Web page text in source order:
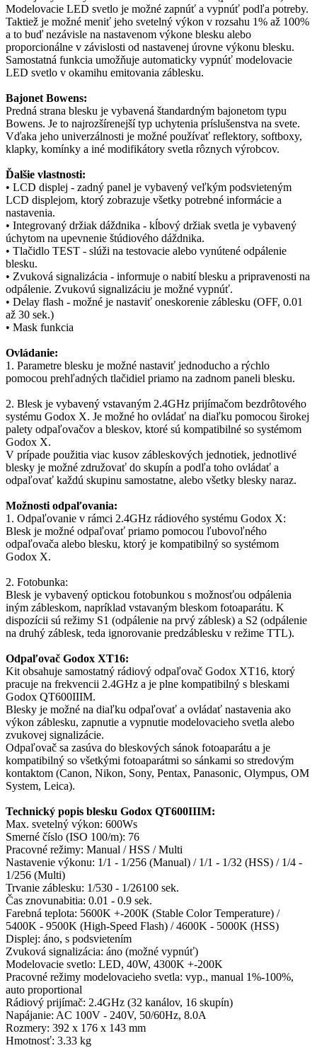
Modelovacie LED svetlo je možné zapnúť a vypnúť podľa potreby.
Taktiež je možné meniť jeho svetelný výkon v rozsahu 1% až 100%
a to buď nezávisle na nastavenom výkone blesku alebo
proporcionálne v závislosti od nastavenej úrovne výkonu blesku.
Samostatná funkcia umožňuje automaticky vypnúť modelovacie
LED svetlo v okamihu emitovania záblesku.
Bajonet Bowens:
Predná strana blesku je vybavená štandardným bajonetom typu
Bowens. Je to najrozšírenejší typ uchytenia príslušenstva na svete.
Vďaka jeho univerzálnosti je možné používať reflektory, softboxy,
klapky, komínky a iné modifikátory svetla rôznych výrobcov.
Ďalšie vlastnosti:
• LCD displej - zadný panel je vybavený veľkým podsvieteným
LCD displejom, ktorý zobrazuje všetky potrebné informácie a
nastavenia.
• Integrovaný držiak dáždnika - kĺbový držiak svetla je vybavený
úchytom na upevnenie štúdiového dáždnika.
• Tlačidlo TEST - slúži na testovacie alebo vynútené odpálenie
blesku.
• Zvuková signalizácia - informuje o nabití blesku a pripravenosti na
odpálenie. Zvukovú signalizáciu je možné vypnúť.
• Delay flash - možné je nastaviť oneskorenie záblesku (OFF, 0.01
až 30 sek.)
• Mask funkcia
Ovládanie:
1. Parametre blesku je možné nastaviť jednoducho a rýchlo
pomocou prehľadných tlačidiel priamo na zadnom paneli blesku.
2. Blesk je vybavený vstavaným 2.4GHz prijímačom bezdrôtového
systému Godox X. Je možné ho ovládať na diaľku pomocou širokej
palety odpaľovačov a bleskov, ktoré sú kompatibilné so systémom
Godox X.
V prípade použitia viac kusov zábleskových jednotiek, jednotlivé
blesky je možné združovať do skupín a podľa toho ovládať a
odpaľovať každú skupinu samostatne, alebo všetky blesky naraz.
Možnosti odpaľovania:
1. Odpaľovanie v rámci 2.4GHz rádiového systému Godox X:
Blesk je možné odpaľovať priamo pomocou ľubovoľného
odpaľovača alebo blesku, ktorý je kompatibilný so systémom
Godox X.
2. Fotobunka:
Blesk je vybavený optickou fotobunkou s možnosťou odpálenia
iným zábleskom, napríklad vstavaným bleskom fotoaparátu. K
dispozícii sú režimy S1 (odpálenie na prvý záblesk) a S2 (odpálenie
na druhý záblesk, teda ignorovanie predzáblesku v režime TTL).
Odpaľovač Godox XT16:
Kit obsahuje samostatný rádiový odpaľovač Godox XT16, ktorý
pracuje na frekvencii 2.4GHz a je plne kompatibilný s bleskami
Godox QT600IIIM.
Blesky je možné na diaľku odpaľovať a ovládať nastavenia ako
výkon záblesku, zapnutie a vypnutie modelovacieho svetla alebo
zvukovej signalizácie.
Odpaľovač sa zasúva do bleskových sánok fotoaparátu a je
kompatibilný so všetkými fotoaparátmi so sánkami so stredovým
kontaktom (Canon, Nikon, Sony, Pentax, Panasonic, Olympus, OM
System, Leica).
Technický popis blesku Godox QT600IIIM:
Max. svetelný výkon: 600Ws
Smerné číslo (ISO 100/m): 76
Pracovné režimy: Manual / HSS / Multi
Nastavenie výkonu: 1/1 - 1/256 (Manual) / 1/1 - 1/32 (HSS) / 1/4 -
1/256 (Multi)
Trvanie záblesku: 1/530 - 1/26100 sek.
Čas znovunabitia: 0.01 - 0.9 sek.
Farebná teplota: 5600K +-200K (Stable Color Temperature) /
5400K - 9500K (High-Speed Flash) / 4600K - 5000K (HSS)
Displej: áno, s podsvietením
Zvuková signalizácia: áno (možné vypnúť)
Modelovacie svetlo: LED, 40W, 4300K +-200K
Pracovné režimy modelovacieho svetla: vyp., manual 1%-100%,
auto proportional
Rádiový prijímač: 2.4GHz (32 kanálov, 16 skupín)
Napájanie: AC 100V - 240V, 50/60Hz, 8.0A
Rozmery: 392 x 176 x 143 mm
Hmotnosť: 3.33 kg